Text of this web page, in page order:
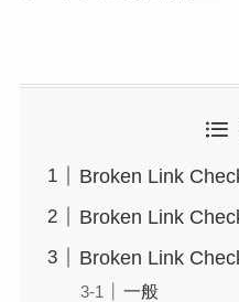
Broken Link
Broken Link
Broken Link
一般